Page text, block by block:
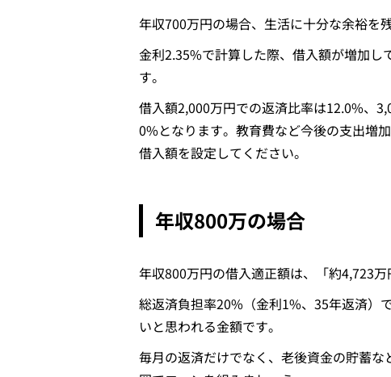
年収700万円の場合、生活に十分な余裕を
金利2.35%で計算した際、借入額が増加
す。
借入額2,000万円での返済比率は12.0%、
0%となります。教育費など今後の支出増
借入額を設定してください。
年収800万の場合
年収800万円の借入適正額は、「約4,723
総返済負担率20%（金利1%、35年返済）
いと思われる金額です。
毎月の返済だけでなく、老後資金の貯蓄